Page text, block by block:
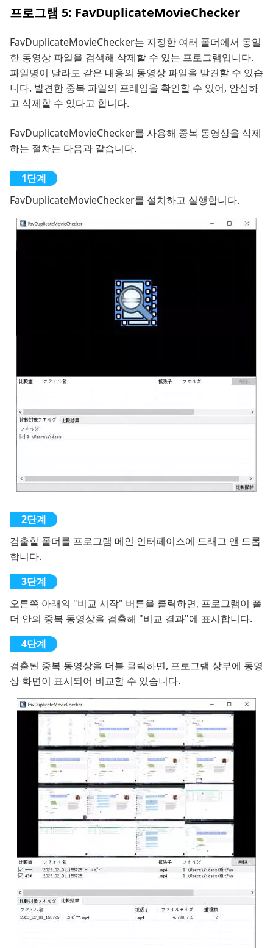
프로그램 5: FavDuplicateMovieChecker
FavDuplicateMovieChecker는 지정한 여러 폴더에서 동일
한 동영상 파일을 검색해 삭제할 수 있는 프로그램입니다.
파일명이 달라도 같은 내용의 동영상 파일을 발견할 수 있습
니다. 발견한 중복 파일의 프레임을 확인할 수 있어, 안심하
고 삭제할 수 있다고 합니다.
FavDuplicateMovieChecker를 사용해 중복 동영상을 삭제
하는 절차는 다음과 같습니다.
FavDuplicateMovieChecker를 설치하고 실행합니다.
검출할 폴더를 프로그램 메인 인터페이스에 드래그 앤 드롭
합니다.
오른쪽 아래의 "비교 시작" 버튼을 클릭하면, 프로그램이 폴
더 안의 중복 동영상을 검출해 "비교 결과"에 표시합니다.
검출된 중복 동영상을 더블 클릭하면, 프로그램 상부에 동영
상 화면이 표시되어 비교할 수 있습니다.